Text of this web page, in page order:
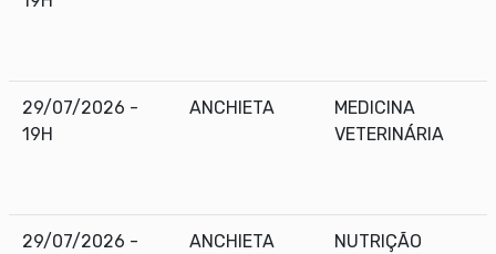
29/07/2026 -
19H
ANCHIETA
MEDICINA
VETERINÁRIA
29/07/2026 -
ANCHIETA NUTRIÇÃO